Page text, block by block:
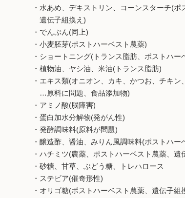
・水あめ、デキストリン、コーンスターチ(ポ
遺伝子組換え)
・でんぷん(同上)
・小麦胚芽(ポストハーベスト農薬)
・ショートニング(トランス脂肪、ポストハ
・植物油、ヤシ油、米油(トランス脂肪)
・エキス類(オニオン、カキ、かつお、チキン
…原料に問題、食品添加物)
・アミノ酸(脳障害)
・蛋白加水分解物(発がん性)
・発酵調味料(原料が問題)
・醸造酢、醤油、みりん風調味料(ポストハ
・ハチミツ(農薬、ポストハーベスト農薬、遺
・砂糖、甘草、ぶどう糖、トレハロース
・ステビア(催奇形性)
・オリゴ糖(ポストハーベスト農薬、遺伝子組